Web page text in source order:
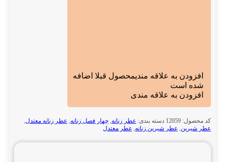
افزودن به علاقه مندیمحصول قبلا اضافه
شده است
افزودن به علاقه مندی
کد محصول: 12059 دسته بندی: عطر زنانه, چهار فصل زنانه, عطر زنانه معتدل,
عطر شیرین, عطر شیرین زنانه, عطر معتدل